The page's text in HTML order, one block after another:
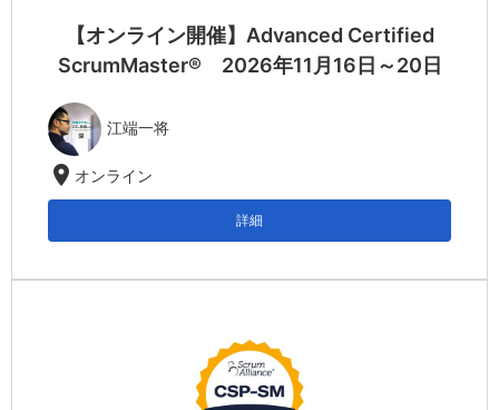
【オンライン開催】Advanced Certified
ScrumMaster® 2026年11月16日～20日
江端一将
location_on オンライン
詳細